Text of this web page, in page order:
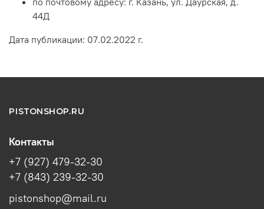
44Д
Дата публикации: 07.02.2022 г.
PISTONSHOP.RU
Контакты
+7 (927) 479-32-30
+7 (843) 239-32-30
pistonshop@mail.ru